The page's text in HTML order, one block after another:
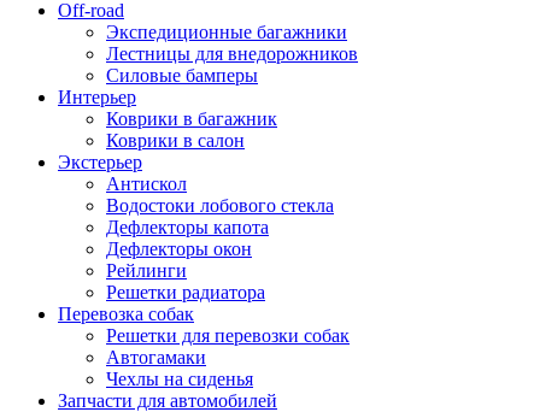
Off-road
Экспедиционные багажники
Лестницы для внедорожников
Силовые бамперы
Интерьер
Коврики в багажник
Коврики в салон
Экстерьер
Антискол
Водостоки лобового стекла
Дефлекторы капота
Дефлекторы окон
Рейлинги
Решетки радиатора
Перевозка собак
Решетки для перевозки собак
Автогамаки
Чехлы на сиденья
Запчасти для автомобилей